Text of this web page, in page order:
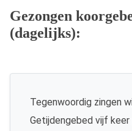
Gezongen
(dagelijks):
Tegenwoordig zingen
Getijdengebed vijf keer